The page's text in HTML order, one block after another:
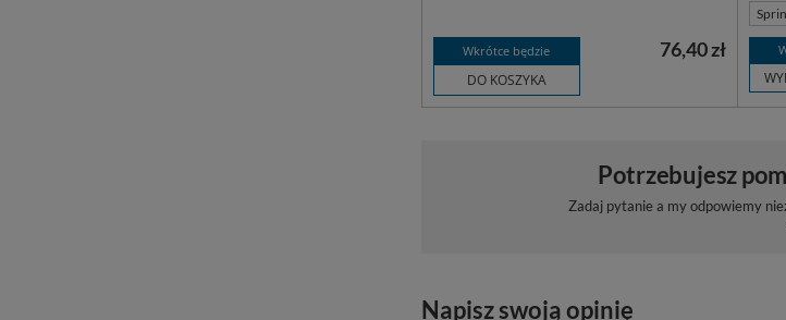
Wkrótce będzie
DO KOSZYKA
76,40 zł
Potrzebujesz
Zadaj pytanie a my odpowiemy
Napisz swoją opinię